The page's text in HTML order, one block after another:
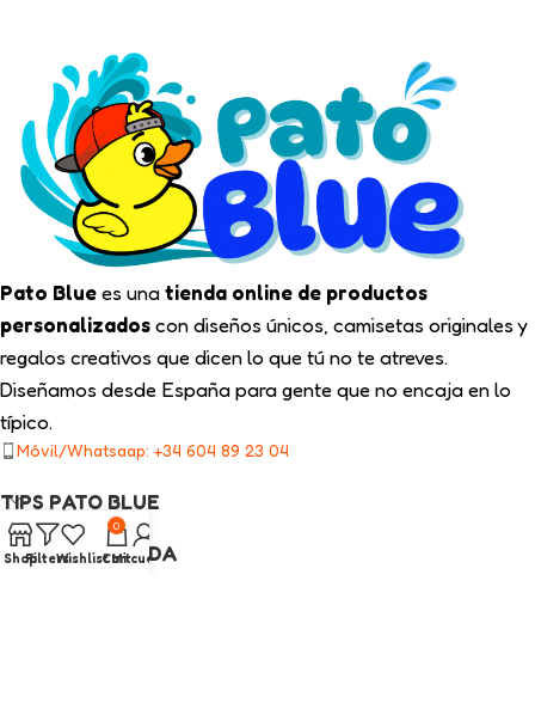
Pato Bluees unatienda online de productos
personalizadoscon diseños únicos, camisetas originales y
regalos creativos que dicen lo que tú no te atreves.
Diseñamos desde España para gente que no encaja en lo
típico.
Móvil/Whatsaap: +34 604 89 23 04
TIPS PATO BLUE
NUESTRA TIENDA
ShopFiltersWishlist
0
Cart
Mi cuenta